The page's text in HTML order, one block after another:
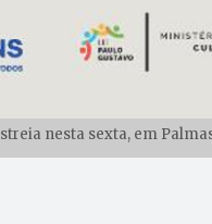
nesta sexta, em